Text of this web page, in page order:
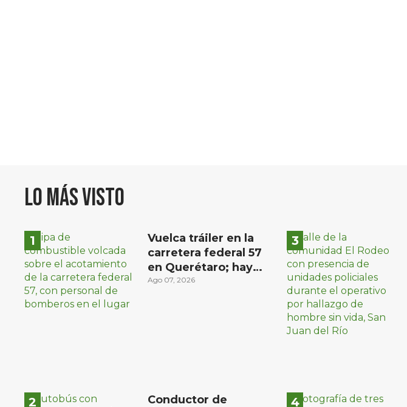
Lo más visto
Vuelca tráiler en la
carretera federal 57
en Querétaro; hay
derrame de
Ago 07, 2026
Conductor de